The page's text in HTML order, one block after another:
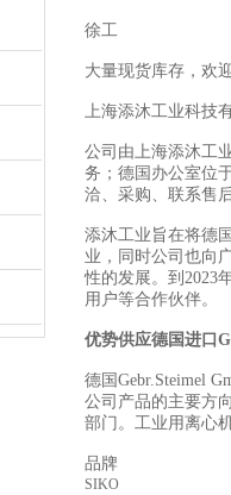
徐工
大量现货库存，欢
上海添沐工业科技
公司由上海添沐工
务；德国办公室位
洽、采购、联系售
添沐工业旨在将德
业，同时公司也向
性的发展。到2023
用户等合作伙伴。
优势供应德国进口
德国Gebr.Steimel
公司产品的主要方
部门。工业用离心
品牌
SIKO